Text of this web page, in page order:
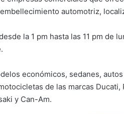
automotriz,
la 1 pm hasta las 11 pm de
económicos, sedanes,
de las marcas Ducati,
y Can-Am.